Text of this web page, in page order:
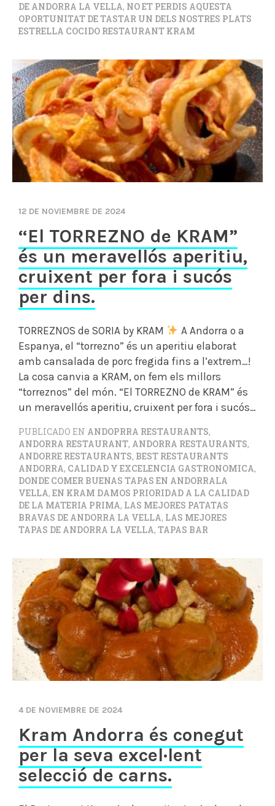
DE ANDORRA LA VELLA, NO ET PERDIS AQUESTA
OPORTUNITAT DE TASTAR UN DELS NOSTRES PLATS
ESTRELLA COCIDO RESTAURANT KRAM
12 DE NOVIEMBRE DE 2024
“El TORREZNO de KRAM”
és un meravellós aperitiu,
cruixent per fora i sucós
per dins.
TORREZNOS de SORIA by KRAM
A Andorra o a
Espanya, el “torrezno” és un aperitiu elaborat
amb cansalada de porc fregida fins a l’extrem…!
La cosa canvia a KRAM, on fem els millors
“torreznos” del món. “El TORREZNO de KRAM” és
un meravellós aperitiu, cruixent per fora i sucós…
PUBLICADO EN ANDOPRRA RESTAURANTS,
ANDORRA RESTAURANT, ANDORRA RESTAURANTS,
ANDORRE RESTAURANTS, BEST RESTAURANTS
ANDORRA, CALIDAD Y EXCELENCIA GASTRONOMICA,
DONDE COMER BUENAS TAPAS EN ANDORRALA
VELLA, EN KRAM DAMOS PRIORIDAD A LA CALIDAD
DE LA MATERIA PRIMA, LAS MEJORES PATATAS
BRAVAS DE ANDORRA LA VELLA, LAS MEJORES
TAPAS DE ANDORRA LA VELLA, TAPAS BAR
4 DE NOVIEMBRE DE 2024
Kram Andorra és conegut
per la seva excel·lent
selecció de carns.